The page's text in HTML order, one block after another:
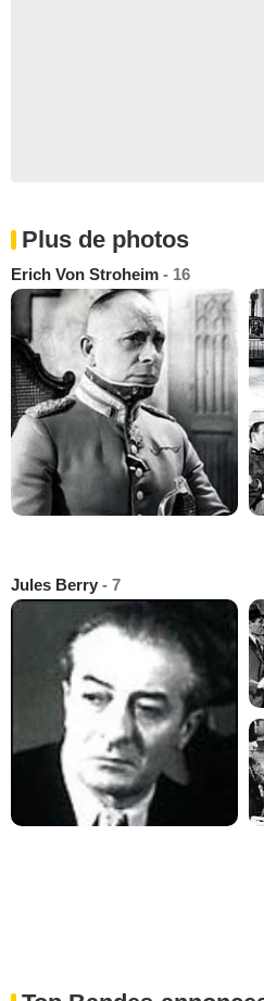
Plus de photos
Erich Von Stroheim - 16
Jules Berry - 7